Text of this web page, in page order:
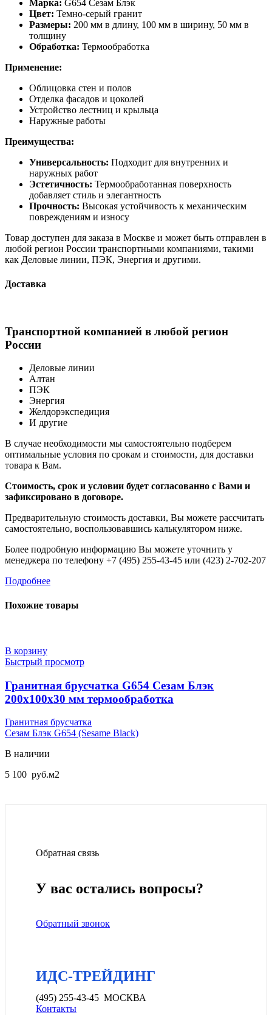
Марка: G654 Сезам Блэк
Цвет: Темно-серый гранит
Размеры: 200 мм в длину, 100 мм в ширину, 50 мм в
толщину
Обработка: Термообработка
Применение:
Облицовка стен и полов
Отделка фасадов и цоколей
Устройство лестниц и крыльца
Наружные работы
Преимущества:
Универсальность: Подходит для внутренних и
наружных работ
Эстетичность: Термообработанная поверхность
добавляет стиль и элегантность
Прочность: Высокая устойчивость к механическим
повреждениям и износу
Товар доступен для заказа в Москве и может быть отправлен в
любой регион России транспортными компаниями, такими
как Деловые линии, ПЭК, Энергия и другими.
Доставка
Транспортной компанией в любой регион
России
Деловые линии
Алтан
ПЭК
Энергия
Желдорэкспедиция
И другие
В случае необходимости мы самостоятельно подберем
оптимальные условия по срокам и стоимости, для доставки
товара к Вам.
Стоимость, срок и условии будет согласованно с Вами и
зафиксировано в договоре.
Предварительную стоимость доставки, Вы можете рассчитать
самостоятельно, воспользовавшись калькулятором ниже.
Более подробную информацию Вы можете уточнить у
менеджера по телефону +7 (495) 255-43-45 или (423) 2-702-207
Подробнее
Похожие товары
В корзину
Быстрый просмотр
Гранитная брусчатка G654 Сезам Блэк
200х100х30 мм термообработка
Гранитная брусчатка
Сезам Блэк G654 (Sesame Black)
В наличии
5 100 руб.м2
Обратная связь
У вас остались вопросы?
Обратный звонок
ИДС-ТРЕЙДИНГ
(495) 255-43-45 МОСКВА
Контакты